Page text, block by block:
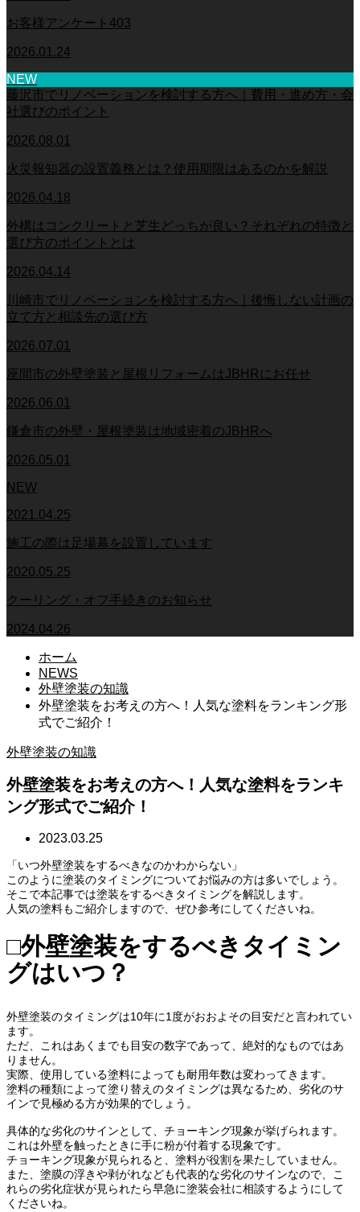
お客様アンケート403
2026.01.24
NEW
藤沢市でリノベーションを検討する方へ｜費用・進め方・会
社選びのポイント
2026.08.01
火災報知器の設置義務とは？使用期限はあるのかを解説
2026.04.18
外構はコンクリートと芝生どっちが良い？それぞれの特徴と
選び方のポイントとは
2026.04.14
川崎市でリノベーションを検討する方へ｜後悔しない計画の
立て方と相談先の選び方
2026.07.01
座間市の外壁塗装と屋根リフォームはJBHRにお任せ
2026.06.01
鎌倉市の外壁・屋根塗装は地域密着のJBHRへ
2026.05.01
NEW
2021.04.25
施工の際は足場幕を設置しています
2020.05.25
クーリング・オフ手続きのお知らせ
2024.04.26
ホーム
NEWS
外壁塗装の知識
外壁塗装をお考えの方へ！人気な塗料をランキング形
式でご紹介！
外壁塗装の知識
外壁塗装をお考えの方へ！人気な塗料をランキ
ング形式でご紹介！
2023.03.25
「いつ外壁塗装をするべきなのかわからない」
このように塗装のタイミングについてお悩みの方は多いでしょう。
そこで本記事では塗装をするべきタイミングを解説します。
人気の塗料もご紹介しますので、ぜひ参考にしてくださいね。
□外壁塗装をするべきタイミン
グはいつ？
外壁塗装のタイミングは10年に1度がおおよその目安だと言われてい
ます。
ただ、これはあくまでも目安の数字であって、絶対的なものではあ
りません。
実際、使用している塗料によっても耐用年数は変わってきます。
塗料の種類によって塗り替えのタイミングは異なるため、劣化のサ
インで見極める方が効果的でしょう。
具体的な劣化のサインとして、チョーキング現象が挙げられます。
これは外壁を触ったときに手に粉が付着する現象です。
チョーキング現象が見られると、塗料が役割を果たしていません。
また、塗膜の浮きや剥がれなども代表的な劣化のサインなので、こ
れらの劣化症状が見られたら早急に塗装会社に相談するようにして
くださいね。